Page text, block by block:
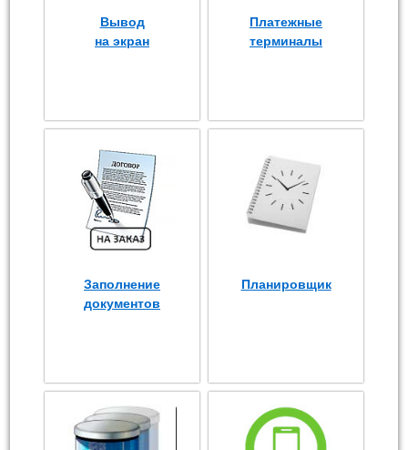
Вывод
на экран
Платежные
терминалы
Заполнение
документов
Планировщик